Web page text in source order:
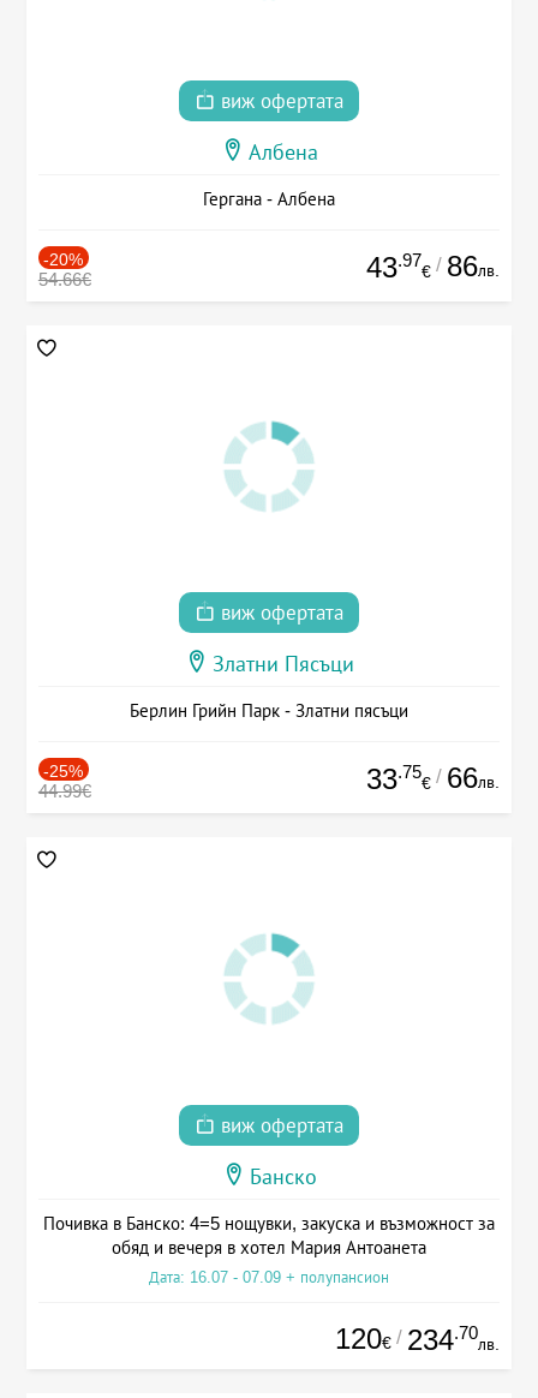
виж офертата
Албена
Гергана - Албена
-20%
54.66€ 43.97
€ / 86лв.
виж офертата
Златни Пясъци
Берлин Грийн Парк - Златни пясъци
-25%
44.99€ 33.75
€ / 66лв.
виж офертата
Банско
Почивка в Банско: 4=5 нощувки, закуска и възможност за
обяд и вечеря в хотел Мария Антоанета
Дата: 16.07 - 07.09 + полупансион
120€ / 234.70
лв.